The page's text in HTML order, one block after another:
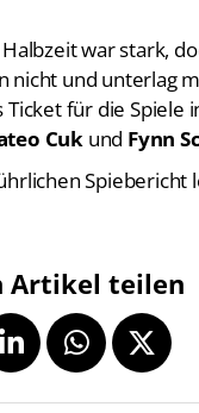
war stark,
nicht und unterlag
Ticket für die Spiele
Cuk und Fynn
Spiebericht
Artikel teilen